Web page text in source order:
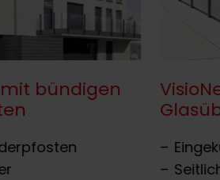
mit bündigen